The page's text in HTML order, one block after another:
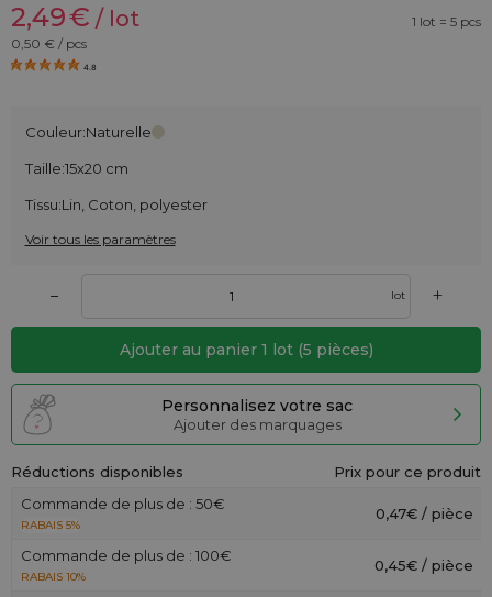
2,49€ / lot
1 lot = 5 pcs
0,50 € / pcs
4.8
Couleur:Naturelle
Taille:15x20 cm
Tissu:Lin, Coton, polyester
Voir tous les paramètres
– lot +
Ajouter au panier 1 lot (5 pièces)
Personnalisez votre sac
Ajouter des marquages
Réductions disponibles
Prix pour ce produit
Commande de plus de : 50€
RABAIS 5%
0,47€ / pièce
Commande de plus de : 100€
RABAIS 10%
0,45€ / pièce